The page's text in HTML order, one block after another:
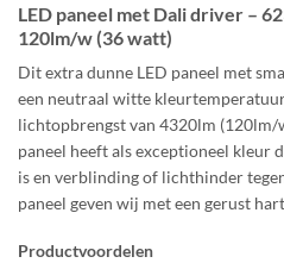
LED paneel met Dali driver –
120lm/w (36 watt)
Dit extra dunne LED paneel met
een neutraal witte
lichtopbrengst van 4320lm (120lm/
paneel heeft als exceptioneel kleur
is en verblinding of lichthinder
paneel geven wij met een gerust
Productvoordelen